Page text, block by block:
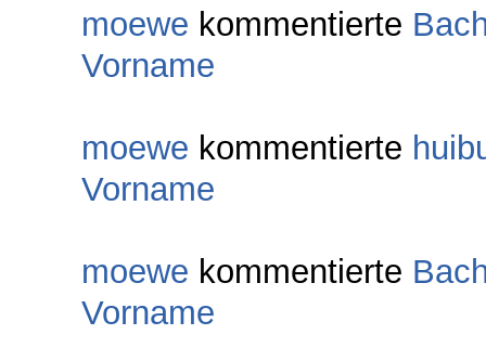
moewe kommentierte
Vorname
moewe kommentierte
Vorname
moewe kommentierte
Vorname